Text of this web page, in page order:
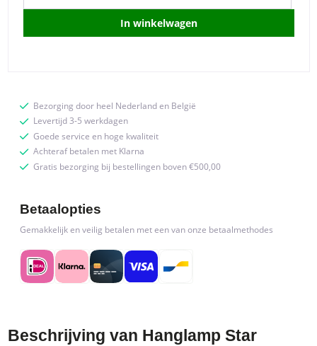
In winkelwagen
Bezorging door heel Nederland en België
Levertijd 3-5 werkdagen
Goede service en hoge kwaliteit
Achteraf betalen met Klarna
Gratis bezorging bij bestellingen boven €500,00
Betaalopties
Gemakkelijk en veilig betalen met een van onze betaalmethodes
Beschrijving van Hanglamp Star